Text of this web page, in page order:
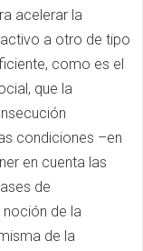
acelerar la
a otro de tipo
como es el
que la
condiciones –en
en cuenta las
de
noción de la
de la